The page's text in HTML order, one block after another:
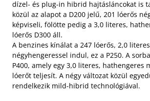
dízel- és plug-in hibrid hajtásláncokat is
közül az alapot a D200 jelű, 201 lóerős
képviseli, fölötte pedig a 3,0 literes,
lóerős D300 áll.
A benzines kínálat a 247 lóerős, 2,0 literes
négyhengeressel indul, ez a P250. A
P400, amely egy 3,0 literes, hathengeres
lóerőt teljesít. A négy változat közül
rendelkezik mild-hibrid technológiával.